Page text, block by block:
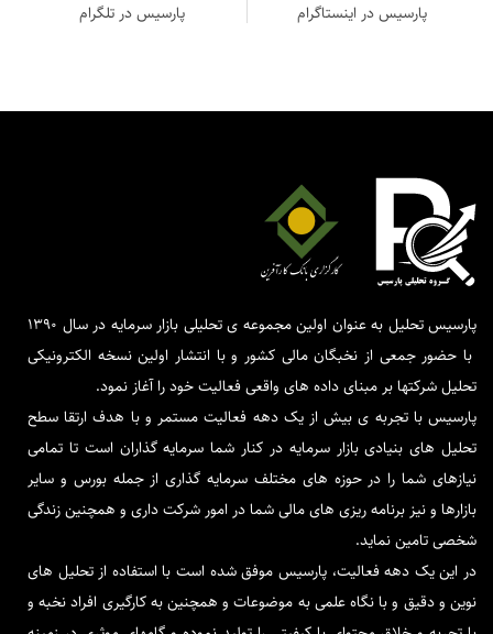
پارسیس در اینستاگرام پارسیس در تلگرام
پارسیس تحلیل به عنوان اولین مجموعه ی تحلیلی بازار سرمایه در سال 1390
با حضور جمعی از نخبگان مالی کشور و با انتشار اولین نسخه الکترونیکی
تحلیل شرکتها بر مبنای داده های واقعی فعالیت خود را آغاز نمود.
پارسیس با تجربه ی بیش از یک دهه فعالیت مستمر و با هدف ارتقا سطح
تحلیل های بنیادی بازار سرمایه در کنار شما سرمایه گذاران است تا تمامی
نیازهای شما را در حوزه های مختلف سرمایه گذاری از جمله بورس و سایر
بازارها و نیز برنامه ریزی های مالی شما در امور شرکت داری و همچنین زندگی
شخصی تامین نماید.
در این یک دهه فعالیت، پارسیس موفق شده است با استفاده از تحلیل های
نوین و دقیق و با نگاه علمی به موضوعات و همچنین به کارگیری افراد نخبه و